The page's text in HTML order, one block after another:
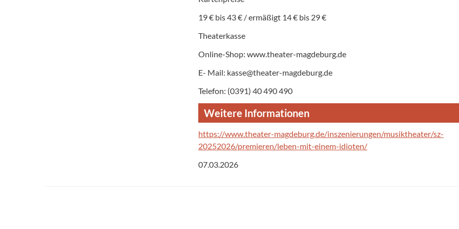
19 € bis 43 € / ermäßigt 14 € bis 29 €
Theaterkasse
Online-Shop: www.theater-magdeburg.de
E- Mail: kasse@theater-magdeburg.de
Telefon: (0391) 40 490 490
Weitere Informationen
https://www.theater-magdeburg.de/inszenierungen/musiktheater/sz-
20252026/premieren/leben-mit-einem-idioten/
07.03.2026